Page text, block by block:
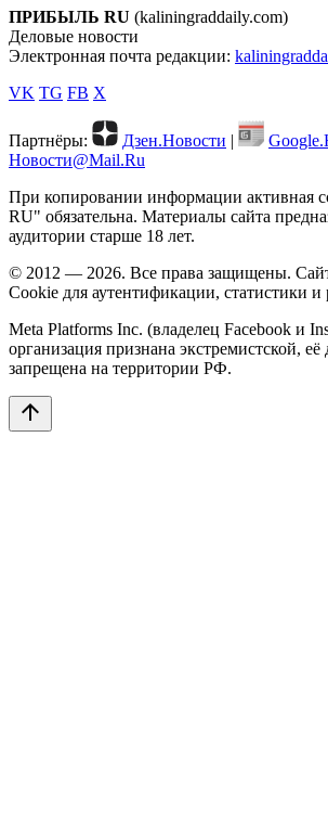
ПРИБЫЛЬ RU (kaliningraddaily.com)
Деловые новости
Электронная почта редакции:
VK TG FB X
Партнёры: Дзен.Новости |
Новости@Mail.Ru
При копировании информации активная
RU" обязательна. Материалы сайта
аудитории старше 18 лет.
© 2012 — 2026. Все права защищены.
Cookie для аутентификации, статистики
Meta Platforms Inc. (владелец Facebook и
организация признана экстремистской, её
запрещена на территории РФ.
arrow_upward